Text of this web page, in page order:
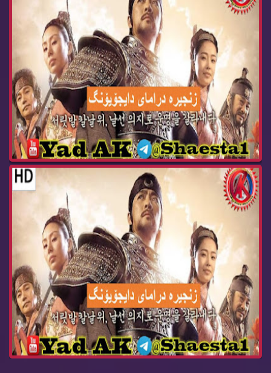
درامای ئه‌فسانه‌ی پاشا دای جۆیۆنگ ئه‌ڵقه‌ی 100 ...